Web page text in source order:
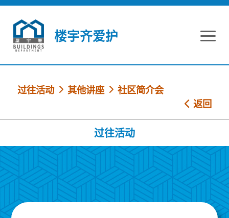
跳到内容
楼宇齐爱护
过往活动 其他讲座
社区简介会
返回
过往活动